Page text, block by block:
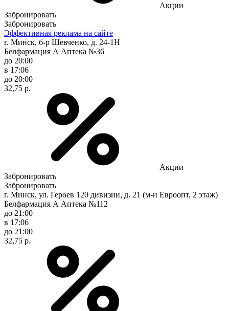
Акции
Забронировать
Забронировать
Эффективная реклама на сайте
г. Минск, б-р Шевченко, д. 24-1Н
Белфармация А Аптека №36
до 20:00
в 17:06
до 20:00
32,75 р.
Акции
Забронировать
Забронировать
г. Минск, ул. Героев 120 дивизии, д. 21 (м-н Евроопт, 2 этаж)
Белфармация А Аптека №112
до 21:00
в 17:06
до 21:00
32,75 р.